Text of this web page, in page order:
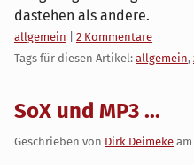
dastehen als andere.
Kategorien:
allgemein
2 Kommentare
Tags für diesen Artikel: allgemein,
SoX und MP3 ...
Geschrieben von Dirk Deimeke am